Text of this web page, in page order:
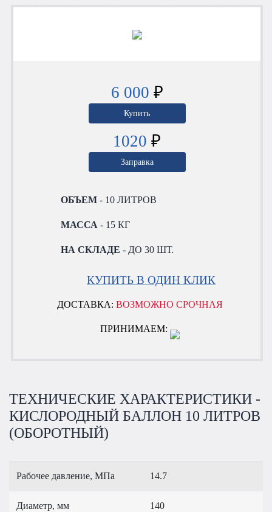
6 000 ₽
Купить
1020 ₽
Заправка
ОБЪЕМ - 10 ЛИТРОВ
МАССА - 15 КГ
НА СКЛАДЕ - ДО 30 ШТ.
КУПИТЬ В ОДИН КЛИК
ДОСТАВКА:ВОЗМОЖНО СРОЧНАЯ
ПРИНИМАЕМ:
ТЕХНИЧЕСКИЕ ХАРАКТЕРИСТИКИ -
КИСЛОРОДНЫЙ БАЛЛОН 10 ЛИТРОВ
(ОБОРОТНЫЙ)
Рабочее давление, МПа 14.7
Диаметр, мм 140